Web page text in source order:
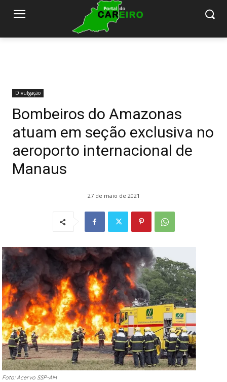
Divulgação
Bombeiros do Amazonas
atuam em seção exclusiva no
aeroporto internacional de
Manaus
27 de maio de 2021
Foto: Acervo SSP-AM